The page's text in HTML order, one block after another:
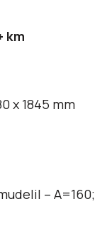
km
x 1845 mm
– A=160;